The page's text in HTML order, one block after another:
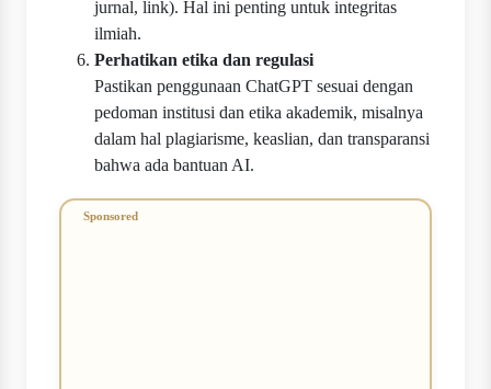
jurnal, link). Hal ini penting untuk integritas
ilmiah.
Perhatikan etika dan regulasi
Pastikan penggunaan ChatGPT sesuai dengan
pedoman institusi dan etika akademik, misalnya
dalam hal plagiarisme, keaslian, dan transparansi
bahwa ada bantuan AI.